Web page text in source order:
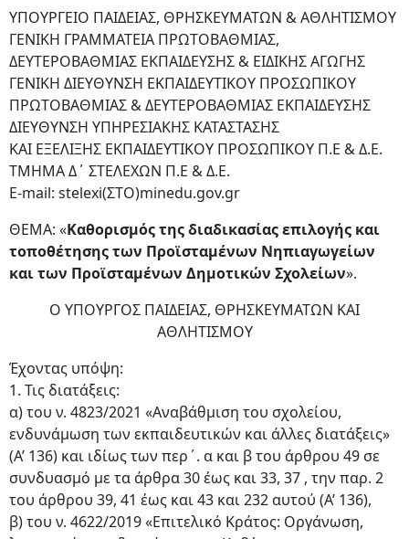
ΥΠΟΥΡΓΕΙΟ ΠΑΙΔΕΙΑΣ, ΘΡΗΣΚΕΥΜΑΤΩΝ & ΑΘΛΗΤΙΣΜΟΥ
ΓΕΝΙΚΗ ΓΡΑΜΜΑΤΕΙΑ ΠΡΩΤΟΒΑΘΜΙΑΣ,
ΔΕΥΤΕΡΟΒΑΘΜΙΑΣ ΕΚΠΑΙΔΕΥΣΗΣ & ΕΙΔΙΚΗΣ ΑΓΩΓΗΣ
ΓΕΝΙΚΗ ΔΙΕΥΘΥΝΣΗ ΕΚΠΑΙΔΕΥΤΙΚΟΥ ΠΡΟΣΩΠΙΚΟΥ
ΠΡΩΤΟΒΑΘΜΙΑΣ & ΔΕΥΤΕΡΟΒΑΘΜΙΑΣ ΕΚΠΑΙΔΕΥΣΗΣ
ΔΙΕΥΘΥΝΣΗ ΥΠΗΡΕΣΙΑΚΗΣ ΚΑΤΑΣΤΑΣΗΣ
ΚΑΙ ΕΞΕΛΙΞΗΣ ΕΚΠΑΙΔΕΥΤΙΚΟΥ ΠΡΟΣΩΠΙΚΟΥ Π.Ε & Δ.Ε.
ΤΜΗΜΑ Δ΄ ΣΤΕΛΕΧΩΝ Π.Ε & Δ.Ε.
E-mail: stelexi(ΣΤΟ)minedu.gov.gr
ΘΕΜΑ: «Καθορισμός της διαδικασίας επιλογής και
τοποθέτησης των Προϊσταμένων Νηπιαγωγείων
και των Προϊσταμένων Δημοτικών Σχολείων».
Ο ΥΠΟΥΡΓΟΣ ΠΑΙΔΕΙΑΣ, ΘΡΗΣΚΕΥΜΑΤΩΝ ΚΑΙ
ΑΘΛΗΤΙΣΜΟΥ
Έχοντας υπόψη:
1. Τις διατάξεις:
α) του ν. 4823/2021 «Αναβάθμιση του σχολείου,
ενδυνάμωση των εκπαιδευτικών και άλλες διατάξεις»
(Α’ 136) και ιδίως των περ΄. α και β του άρθρου 49 σε
συνδυασμό με τα άρθρα 30 έως και 33, 37 , την παρ. 2
του άρθρου 39, 41 έως και 43 και 232 αυτού (Α’ 136),
β) του ν. 4622/2019 «Επιτελικό Κράτος: Οργάνωση,